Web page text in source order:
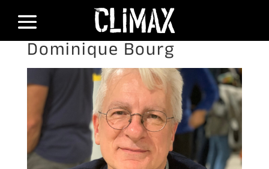
Dominique Bourg